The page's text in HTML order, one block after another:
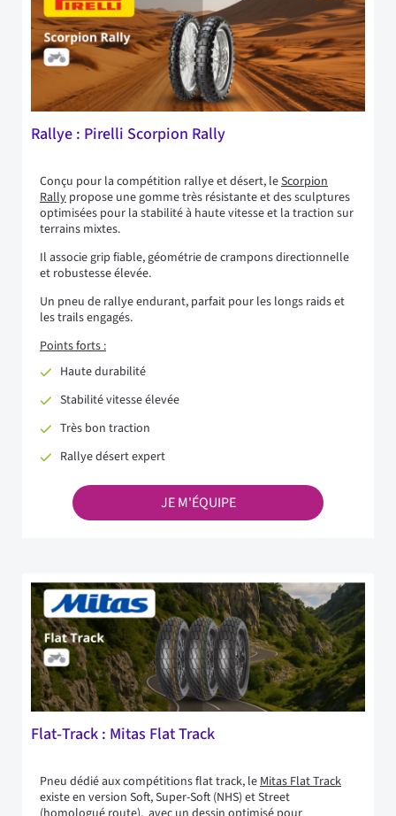
Rallye : Pirelli Scorpion Rally
Conçu pour la compétition rallye et désert, leScorpion
Rally propose une gomme très résistante et des sculptures
optimisées pour la stabilité à haute vitesse et la traction sur
terrains mixtes.
Il associe grip fiable, géométrie de crampons directionnelle
et robustesse élevée.
Un pneu de rallye endurant, parfait pour les longs raids et
les trails engagés.
Points forts :
Haute durabilité
Stabilité vitesse élevée
Très bon traction
Rallye désert expert
JE M'ÉQUIPE
Flat‑Track : Mitas Flat Track
Pneu dédié aux compétitions flat track, leMitas Flat Track
existe en version Soft, Super-Soft (NHS) et Street